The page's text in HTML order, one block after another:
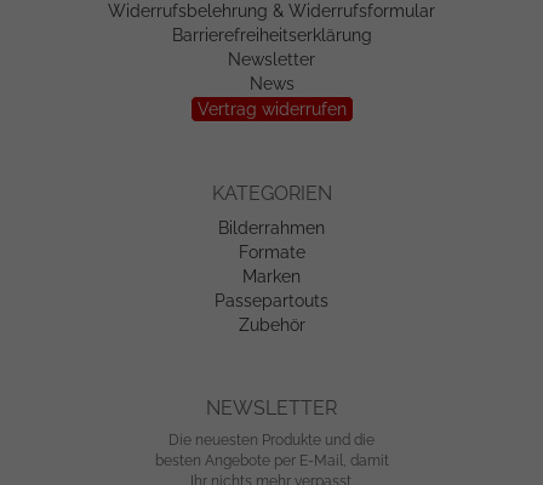
Widerrufsbelehrung & Widerrufsformular
Barrierefreiheitserklärung
Newsletter
News
Vertrag widerrufen
KATEGORIEN
Bilderrahmen
Formate
Marken
Passepartouts
Zubehör
NEWSLETTER
Die neuesten Produkte und die
besten Angebote per E-Mail, damit